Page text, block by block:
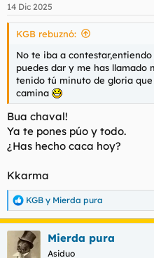
e
s
14 Dic 2025
KGB rebuznó:
No te iba a
puedes dar y me has llamado
tenido tú minuto de gloria
camina
Bua chaval!
Ya te pones púo y todo.
¿Has hecho caca hoy?
Kkarma
R
e
a
KGB y Mierda pura
Mierda pura
Asiduo